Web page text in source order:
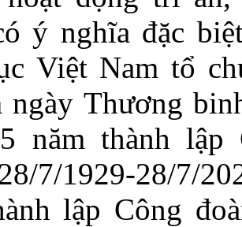
ý nghĩa đặc
Việt Nam tổ
ngày Thương
năm thành lập
7/1929-28/7/
lập Công